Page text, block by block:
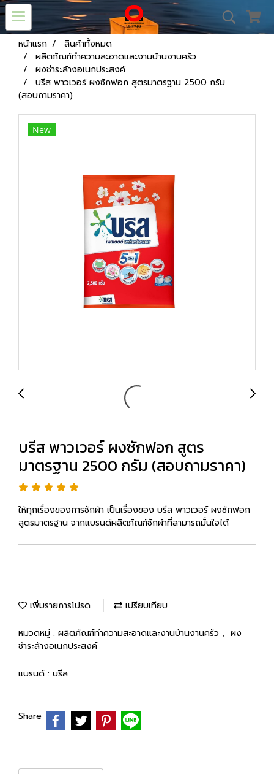
หน้าแรก
สินค้าทั้งหมด
ผลิตภัณฑ์ทำความสะอาดและงานบ้านงานครัว
ผงชำระล้างอเนกประสงค์
บรีส พาวเวอร์ ผงซักฟอก สูตรมาตรฐาน 2500 กรัม
(สอบถามราคา)
New
บรีส พาวเวอร์ ผงซักฟอก สูตร
มาตรฐาน 2500 กรัม (สอบถามราคา)
ให้ทุกเรื่องของการซักผ้า เป็นเรื่องของ บรีส พาวเวอร์ ผงซักฟอก
สูตรมาตรฐาน จากแบรนด์ผลิตภัณฑ์ซักผ้าที่สามารถมั่นใจได้
เพิ่มรายการโปรด เปรียบเทียบ
หมวดหมู่ : ผลิตภัณฑ์ทำความสะอาดและงานบ้านงานครัว , ผง
ชำระล้างอเนกประสงค์
แบรนด์ : บรีส
Share